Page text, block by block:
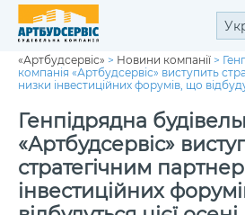
«Артбудсервіс» > Новини компанії >
компанія «Артбудсервіс» виступить
низки інвестиційних форумів, що
Генпідрядна
«Артбудсервіс»
стратегічним
інвестиційних